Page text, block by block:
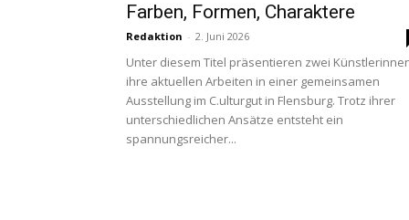
Farben, Formen, Charaktere
Redaktion - 2. Juni 2026
Unter diesem Titel präsentieren zwei
ihre aktuellen Arbeiten in einer gemeinsamen
Ausstellung im C.ulturgut in Flensburg. Trotz ihrer
unterschiedlichen Ansätze entsteht ein
spannungsreicher...